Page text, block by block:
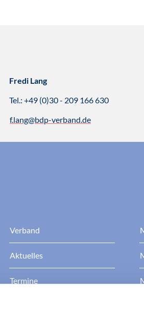
Fredi Lang
Tel.: +49 (0)30 - 209 166 630
f.lang@bdp-verband.de
Verband
Aktuelles
Termine